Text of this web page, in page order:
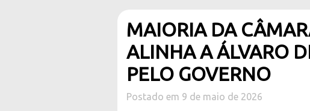
MAIORIA DA
ALINHA A ÁLVARO
PELO GOVERNO
Postado em 9 de maio de 2026